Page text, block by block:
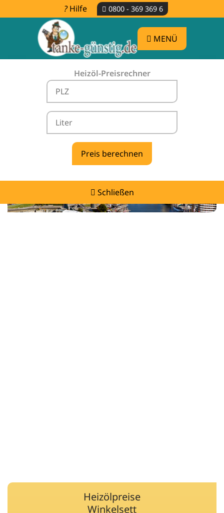
Hilfe 0800 - 369 369 6
MENÜ
Heizöl-Preisrechner
Schließen
Heizölpreise Winkelsett -
vergleichen & günstig tanken
Heizölpreise
Winkelsett